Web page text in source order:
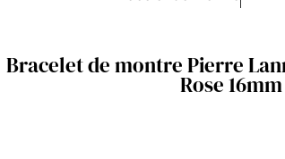
Bracelet de montre Pierre
Rose 16mm